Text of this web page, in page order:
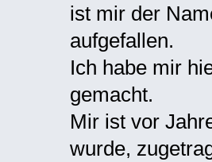
ist mir der
aufgefallen.
Ich habe mir
gemacht.
Mir ist vor
wurde,